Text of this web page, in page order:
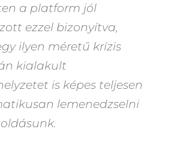
a platform jól
ezzel bizonyítva,
ilyen méretű krízis
kialakult
is képes teljesen
lemenedzselni